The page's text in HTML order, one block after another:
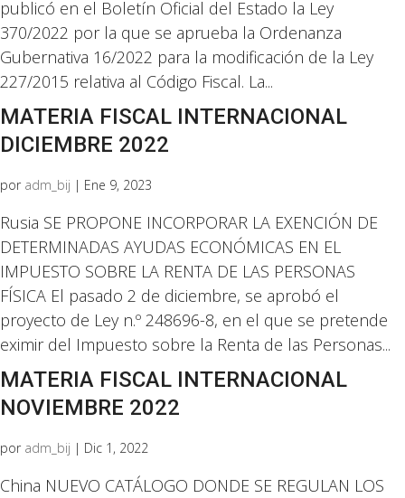
publicó en el Boletín Oficial del Estado la Ley
370/2022 por la que se aprueba la Ordenanza
Gubernativa 16/2022 para la modificación de la Ley
227/2015 relativa al Código Fiscal. La...
MATERIA FISCAL INTERNACIONAL
DICIEMBRE 2022
por adm_bij | Ene 9, 2023
Rusia SE PROPONE INCORPORAR LA EXENCIÓN DE
DETERMINADAS AYUDAS ECONÓMICAS EN EL
IMPUESTO SOBRE LA RENTA DE LAS PERSONAS
FÍSICA El pasado 2 de diciembre, se aprobó el
proyecto de Ley n.º 248696-8, en el que se pretende
eximir del Impuesto sobre la Renta de las Personas...
MATERIA FISCAL INTERNACIONAL
NOVIEMBRE 2022
por adm_bij | Dic 1, 2022
China NUEVO CATÁLOGO DONDE SE REGULAN LOS